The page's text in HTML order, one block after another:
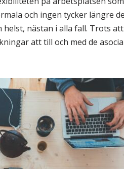
och ingen tycker längre
nästan i alla fall. Trots
att till och med de